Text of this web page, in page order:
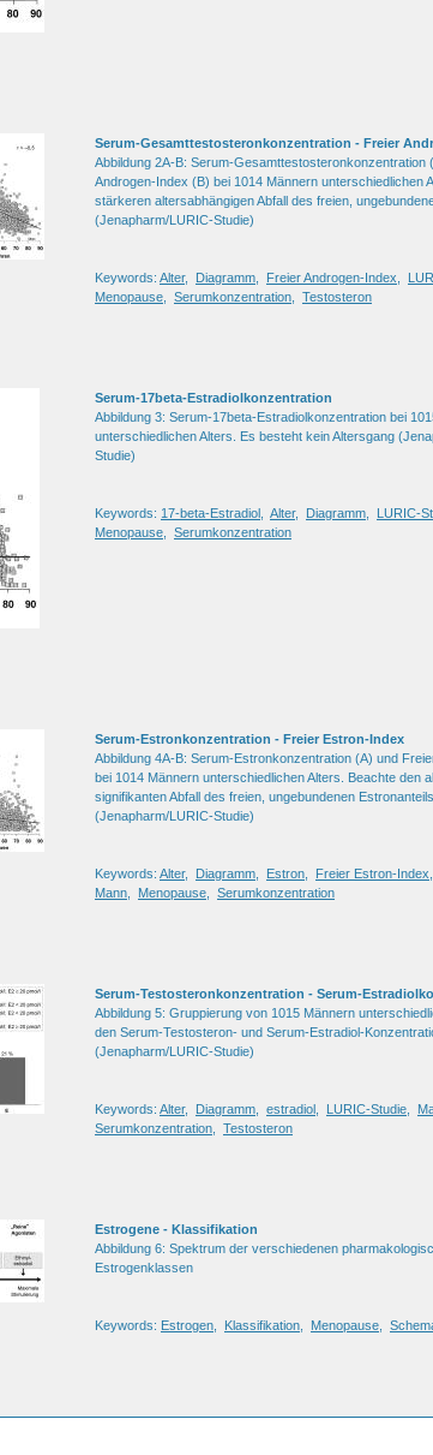
Serum-Gesamttestosteronkonzentration - Freier
Abbildung 2A-B: Serum-Gesamttestosteronkonzentration
Androgen-Index (B) bei 1014 Männern unterschiedlichen
stärkeren altersabhängigen Abfall des freien,
(Jenapharm/LURIC-Studie)
Keywords: Alter, Diagramm Freier Androgen-Index
Menopause
Serumkonzentration Testosteron
Serum-17beta-Estradiolkonzentration
Abbildung 3: Serum-17beta-Estradiolkonzentration bei
unterschiedlichen Alters. Es besteht kein Altersgang
Studie)
Keywords: 17-beta-Estradiol Alter, Diagramm LURIC-
Menopause
Serumkonzentration
Serum-Estronkonzentration - Freier Estron-Index
Abbildung 4A-B: Serum-Estronkonzentration (A) und
bei 1014 Männern unterschiedlichen Alters. Beachte den
signifikanten Abfall des freien, ungebundenen Estronanteils
(Jenapharm/LURIC-Studie)
Keywords: Alter, Diagramm Estron Freier Estron-Index
Mann
Menopause Serumkonzentration
Serum-Testosteronkonzentration - Serum-
Abbildung 5: Gruppierung von 1015 Männern
den Serum-Testosteron- und Serum-Estradiol-
(Jenapharm/LURIC-Studie)
Keywords: Alter, Diagramm estradiol LURIC-Studie
Serumkonzentration
Testosteron
Estrogene - Klassifikation
Abbildung 6: Spektrum der verschiedenen
Estrogenklassen
Keywords: Estrogen Klassifikation Menopause